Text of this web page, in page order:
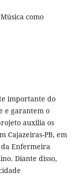
como
importante do
e garantem o
auxilia os
Cajazeiras-PB, em
da Enfermeira
Diante disso,